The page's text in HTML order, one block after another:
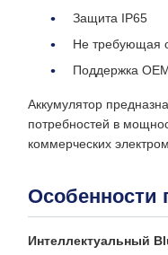
Защита IP65
Не требующая
Поддержка
Аккумулятор
потребностей в
коммерческих
Особенности
Интеллектуальный